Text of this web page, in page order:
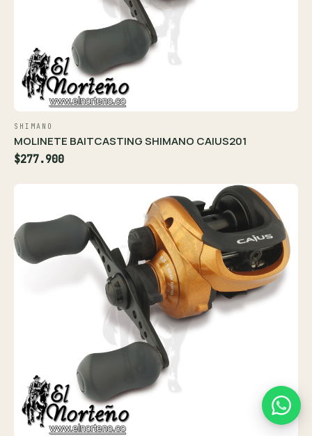
SHIMANO
MOLINETE BAITCASTING SHIMANO CAIUS201
$277.900